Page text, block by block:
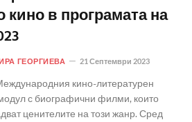
кино в програмата на
ГЕОРГИЕВА 21 Септември 2023
кино-литературен
с биографични филми, които
ценителите на този жанр. Сред